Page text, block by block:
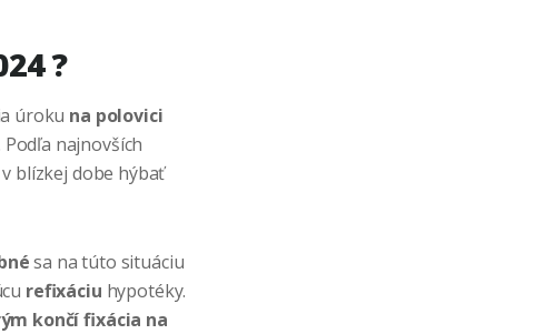
?
úroku na polovici
najnovších
blízkej dobe hýbať
sa na túto situáciu
refixáciu hypotéky.
končí fixácia na